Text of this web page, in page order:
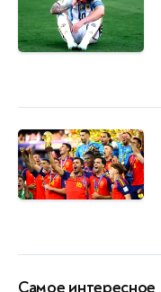
Самое интересное